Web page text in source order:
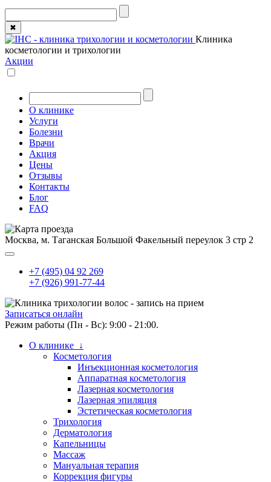
✖
Клиника
косметологии и трихологии
Акции
О клинике
Услуги
Болезни
Врачи
Акция
Цены
Отзывы
Контакты
Блог
FAQ
Москва, м. Таганская Большой Факельный переулок 3 стр 2
+7 (495) 04 92 269
+7 (926) 991-77-44
Записаться онлайн
Режим работы (Пн - Вс): 9:00 - 21:00.
О клинике ↓
Косметология
Инъекционная косметология
Аппаратная косметология
Лазерная косметология
Лазерная эпиляция
Эстетическая косметология
Трихология
Дерматология
Капельницы
Массаж
Мануальная терапия
Коррекция фигуры